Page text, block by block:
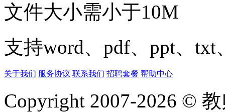
文件大小需小于10M
支持word、pdf、ppt、txt
关于我们 服务协议 联系我们 招聘套餐 帮助中心
Copyright 2007-2026 ©